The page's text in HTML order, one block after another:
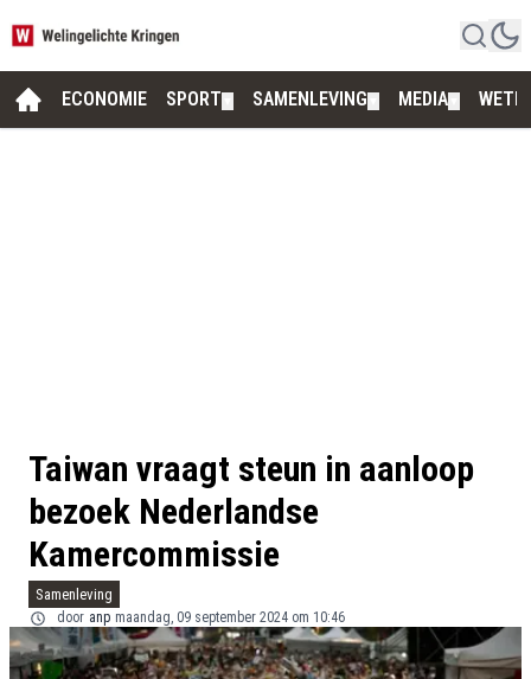
ECONOMIE SPORT SAMENLEVING MEDIA
Taiwan vraagt steun in aanloop
bezoek Nederlandse
Kamercommissie
Samenleving
door anp maandag, 09 september 2024 om 10:46